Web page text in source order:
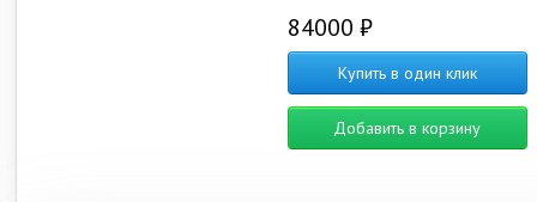
84000 ₽
Купить в один клик
Добавить в корзину